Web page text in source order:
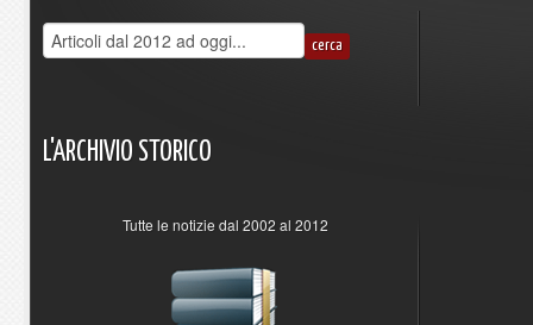
L'ARCHIVIO STORICO
Tutte le notizie dal 2002 al 2012